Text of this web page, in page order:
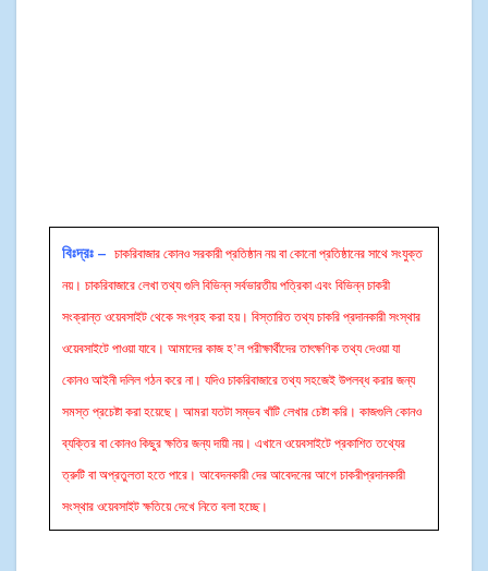
বিঃদ্রঃ – চাকরিবাজার কোনও সরকারী প্রতিষ্ঠান নয় বা কোনো প্রতিষ্ঠানের সাথে সংযুক্ত
নয়। চাকরিবাজারে লেখা তথ্য গুলি বিভিন্ন সর্বভারতীয় পত্রিকা এবং বিভিন্ন চাকরী
সংক্রান্ত ওয়েবসাইট থেকে সংগ্রহ করা হয়। বিস্তারিত তথ্য চাকরি প্রদানকারী সংস্থার
ওয়েবসাইটে পাওয়া যাবে। আমাদের কাজ হ’ল পরীক্ষার্থীদের তাৎক্ষণিক তথ্য দেওয়া যা
কোনও আইনী দলিল গঠন করে না। যদিও চাকরিবাজারে তথ্য সহজেই উপলব্ধ করার জন্য
সমস্ত প্রচেষ্টা করা হয়েছে। আমরা যতটা সম্ভব খাঁটি লেখার চেষ্টা করি। কাজগুলি কোনও
ব্যক্তির বা কোনও কিছুর ক্ষতির জন্য দায়ী নয়। এখানে ওয়েবসাইটে প্রকাশিত তথ্যের
ত্রুটি বা অপ্রতুলতা হতে পারে। আবেদনকারী দের আবেদনের আগে চাকরীপ্রদানকারী
সংস্থার ওয়েবসাইট ক্ষতিয়ে দেখে নিতে বলা হচ্ছে।